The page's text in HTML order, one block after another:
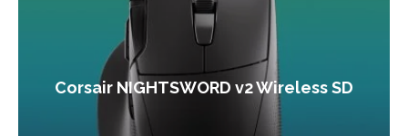
Corsair NIGHTSWORD v2 Wireless SD